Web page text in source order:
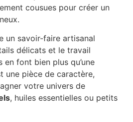
cousues pour créer un
un savoir-faire artisanal
délicats et le travail
en font bien plus qu’une
une pièce de caractère,
votre univers de
, huiles essentielles ou petits